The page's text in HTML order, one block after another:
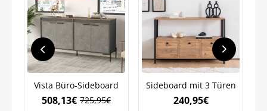
Vista Büro-Sideboard
725,95€
Ursprünglicher
508,13€Aktueller
Sideboard mit 3 Türen
240,95€